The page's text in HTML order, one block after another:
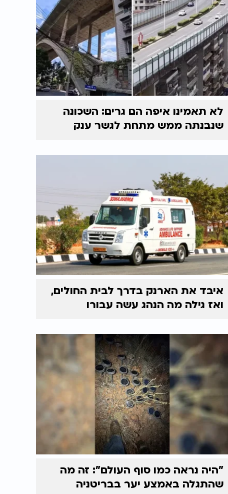
לא תאמינו איפה הם גרים: השכונה
שנבנתה ממש מתחת לגשר ענק
איבד את הארנק בדרך לבית החולים,
ואז גילה מה הנהג עשה עבורו
"היה נראה כמו סוף העולם": זה מה
שהתגלה באמצע יער בבריטניה